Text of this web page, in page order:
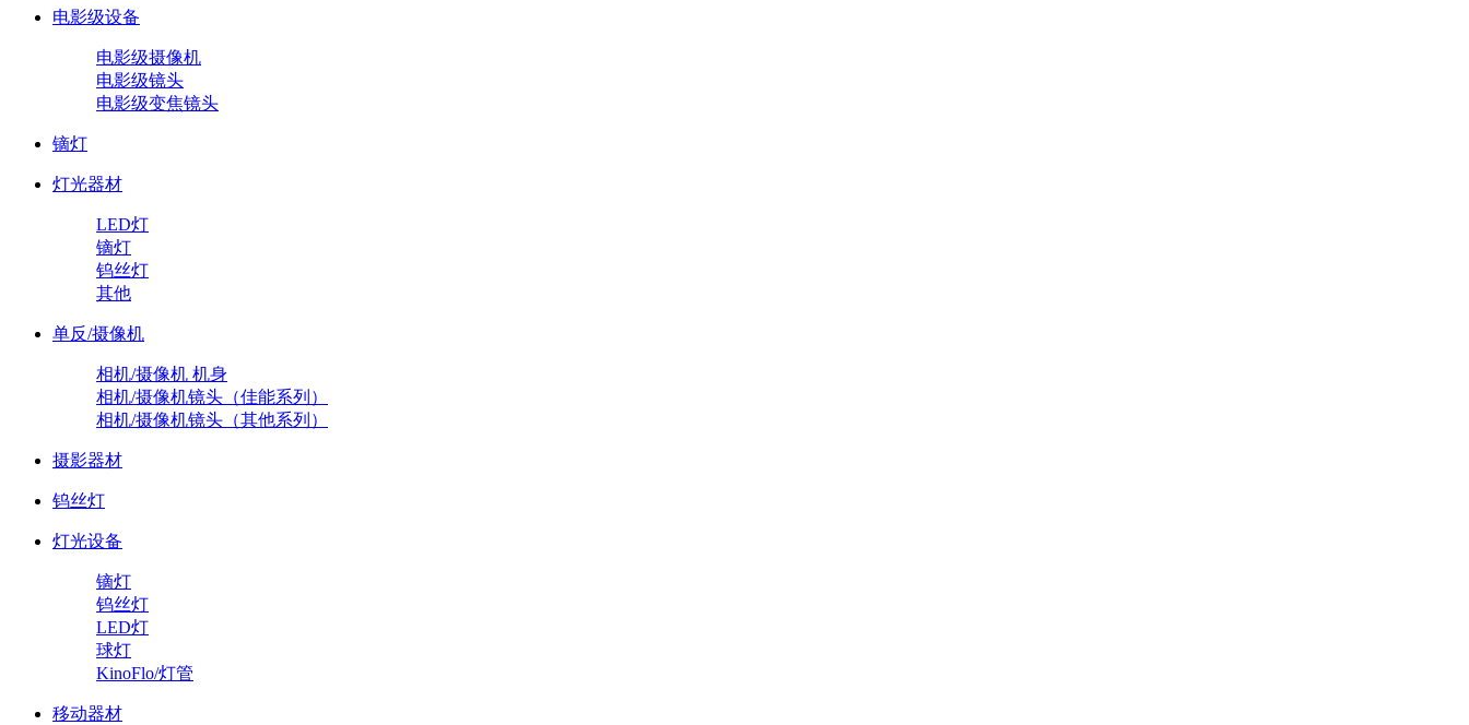
电影级设备
电影级摄像机
电影级镜头
电影级变焦镜头
镝灯
灯光器材
LED灯
镝灯
钨丝灯
其他
单反/摄像机
相机/摄像机 机身
相机/摄像机镜头（佳能系列）
相机/摄像机镜头（其他系列）
摄影器材
钨丝灯
灯光设备
镝灯
钨丝灯
LED灯
球灯
KinoFlo/灯管
移动器材